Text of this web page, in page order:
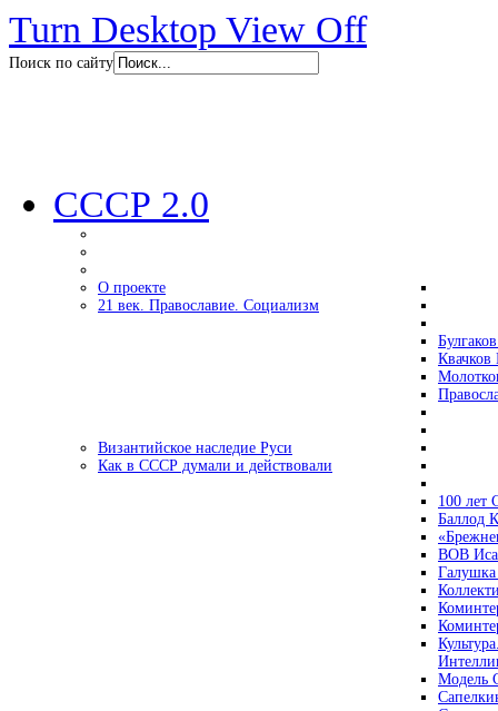
Turn Desktop View Off
Поиск по сайту
СССР 2.0
О проекте
21 век. Православие. Социализм
Византийское наследие Руси
Как в СССР думали и действовали
100 лет
Баллод
ВОВ
Модель